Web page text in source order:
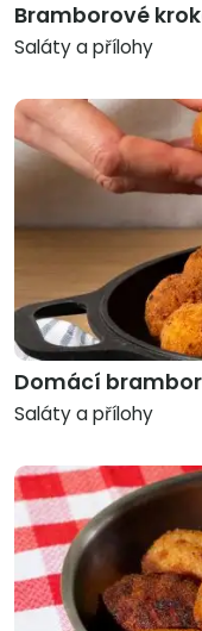
Bramborové
Saláty a přílohy
Domácí
Saláty a přílohy